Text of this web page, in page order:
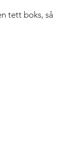
tett boks, så